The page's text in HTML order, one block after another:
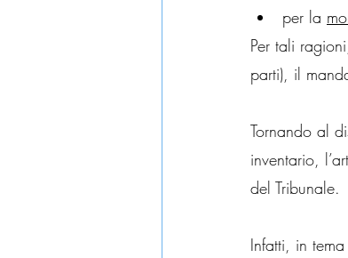
per la
Per tali
parti), il
Tornando al
inventario,
del Tribunale.
Infatti, in